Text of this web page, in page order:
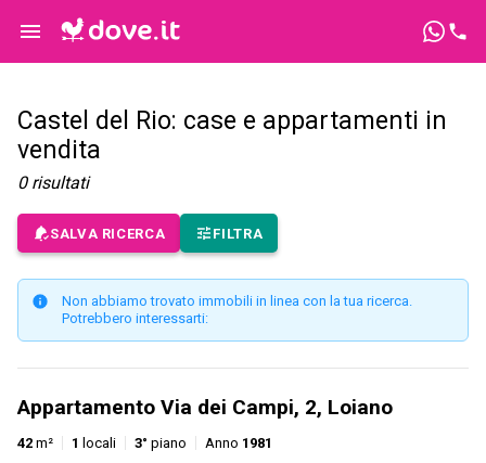
Castel del Rio: case e appartamenti in
vendita
0 risultati
SALVA RICERCA FILTRA
Non abbiamo trovato immobili in linea con la tua ricerca.
Potrebbero interessarti:
Appartamento Via dei Campi, 2, Loiano
42 m² 1 locali 3° piano Anno 1981